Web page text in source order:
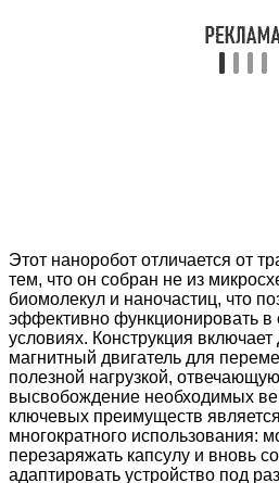
Этот наноробот отличается от
тем, что он собран не из
биомолекул и наночастиц, что
эффективно функционировать в
условиях. Конструкция
магнитный двигатель для
полезной нагрузкой,
высвобождение необходимых
ключевых преимуществ
многократного использования:
перезаряжать капсулу и вновь
адаптировать устройство под